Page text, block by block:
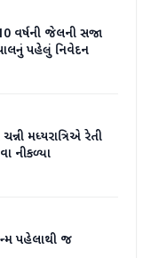
વર્ષની જેલની સજા
પહેલું નિવેદન
મધ્યરાત્રિએ રેતી
નીકળ્યા
પહેલાથી જ